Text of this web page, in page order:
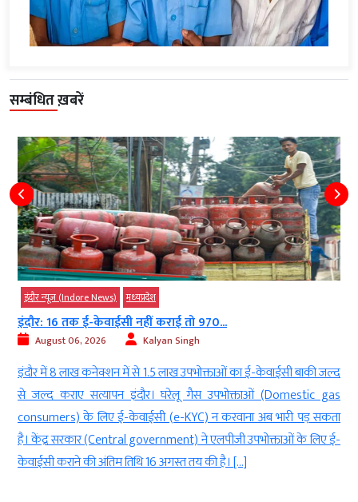
सम्बंधित ख़बरें
इंदौर न्यूज़ (Indore News) मध्‍यप्रदेश
इंदौर: 16 तक ई-केवाईसी नहीं कराई तो 970...
August 06, 2026 Kalyan Singh
इंदौर में 8 लाख कनेक्शन में से 1.5 लाख उपभोक्ताओं का ई-केवाईसी बाकी जल्द
से जल्द कराए सत्यापन इंदौर। घरेलू गैस उपभोक्ताओं (Domestic gas
consumers) के लिए ई-केवाईसी (e-KYC) न करवाना अब भारी पड़ सकता
है। केंद्र सरकार (Central government) ने एलपीजी उपभोक्ताओं के लिए ई-
केवाईसी कराने की अंतिम तिथि 16 अगस्त तय की है। […]